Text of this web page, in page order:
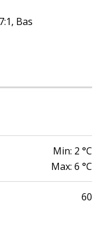
Bas
Min: 2 °C
Max: 6 °C
60